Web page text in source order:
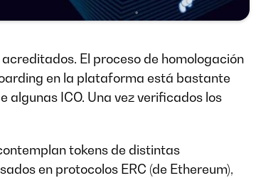
El proceso de homologación
en la plataforma está bastante
algunas ICO. Una vez verificados los
tokens de distintas
en protocolos ERC (de Ethereum),